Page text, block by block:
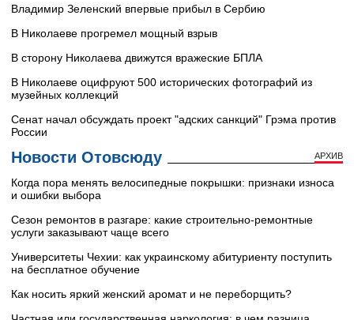
Владимир Зеленский впервые прибыл в Сербию
В Николаеве прогремел мощный взрыв
В сторону Николаева движутся вражеские БПЛА
В Николаеве оцифруют 500 исторических фотографий из
музейных коллекций
Сенат начал обсуждать проект "адских санкций" Грэма против
России
Новости Отовсюду АРХИВ
Когда пора менять велосипедные покрышки: признаки износа
и ошибки выбора
Сезон ремонтов в разгаре: какие строительно-ремонтные
услуги заказывают чаще всего
Университеты Чехии: как украинскому абитуриенту поступить
на бесплатное обучение
Как носить яркий женский аромат и не переборщить?